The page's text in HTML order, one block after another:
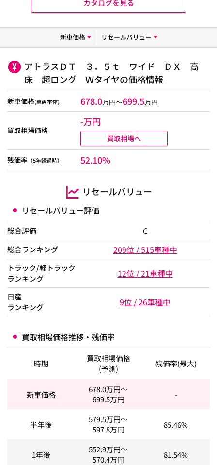
カタログを見る
新車価格 リセールバリュー
アトラスＤＴ ３．５ｔ ワイド ＤＸ 高
床 超ロング Ｗタイヤの価格情報
新車価格(車両本体) 678.0万円～699.5万円
買取相場価格
-万円
買取相場へ
残価率 （5年経過時） 52.10%
リセールバリュー
リセールバリュー評価
総合評価 C
総合ランキング 209位 / 515車種中
トラック/軽トラック
ランキング
12位 / 21車種中
日産
ランキング
9位 / 26車種中
買取相場価格推移・残価率
時期
買取相場価格
(予測)
残価率(最大)
新車価格 678.0万円～
699.5万円 -
半年後 579.5万円～
597.8万円 85.46%
1年後 552.9万円～
570.4万円 81.54%